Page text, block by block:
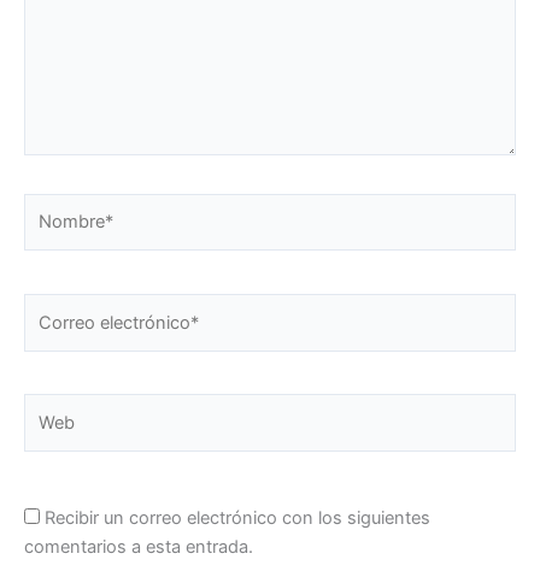
electrónico*
Recibir un correo electrónico con los siguientes
comentarios a esta entrada.